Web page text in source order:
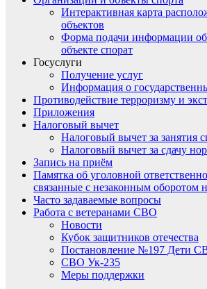
Интерактивная карта
объектов
Форма подачи информации
объекте спорат
Госуслуги
Получение услуг
Информация о
Противодействие терроризму и
Приложения
Налоговый вычет
Налоговый вычет за занятия
Налоговый вычет за сдачу
Запись на приём
Памятка об уголовной
связанные с незаконным оборотом
Часто задаваемые вопросы
Работа с ветеранами СВО
Новости
Кубок защитников отечества
Постановление №197 Дети
СВО Ук-235
Меры поддержки